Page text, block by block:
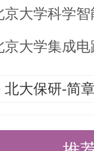
统填写生
需要加盖
；
（须专家
学科学智能学
大学集成电路
北大保研-简